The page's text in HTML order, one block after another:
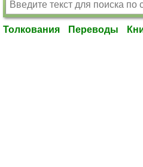
Толкования Переводы